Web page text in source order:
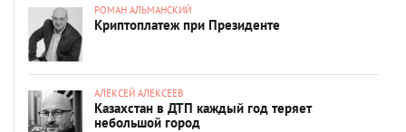
РОМАН АЛЬМАНСКИЙ
Криптоплатеж при Президенте
АЛЕКСЕЙ АЛЕКСЕЕВ
Казахстан в ДТП каждый год теряет
небольшой город